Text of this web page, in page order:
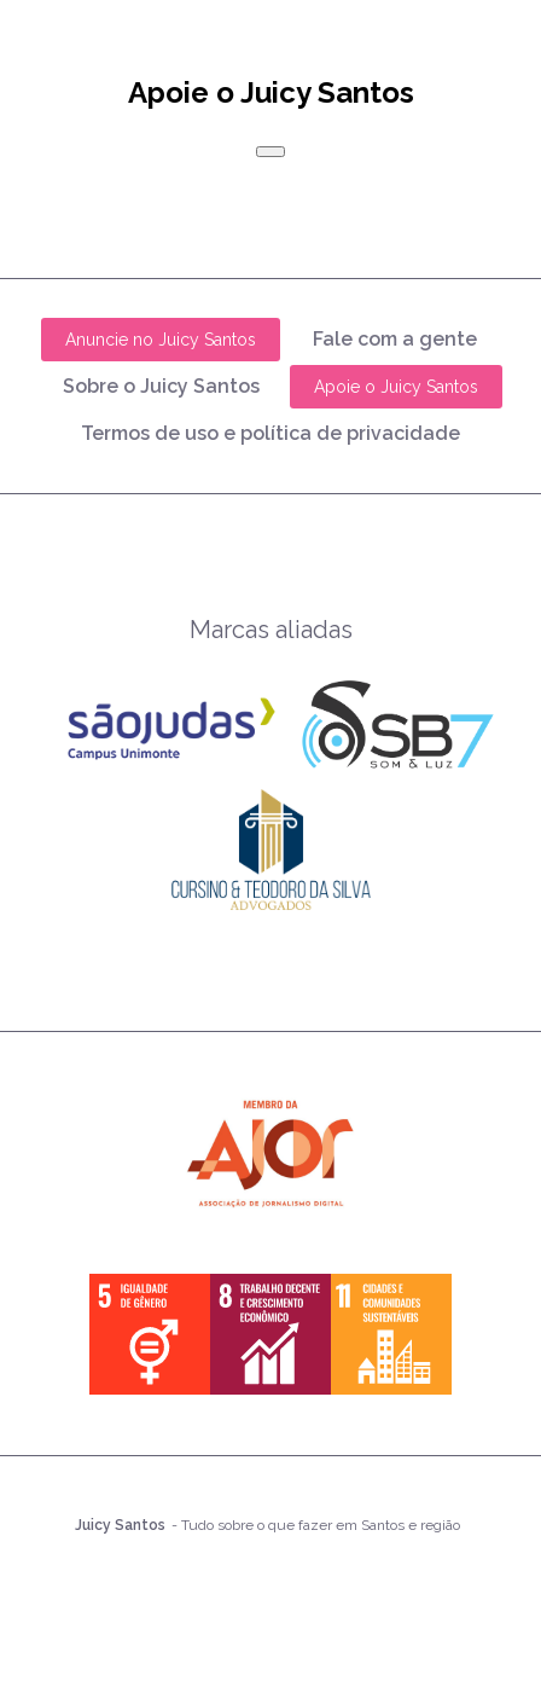
Apoie o Juicy Santos
Anuncie no Juicy Santos Fale com a gente
Sobre o Juicy Santos Apoie o Juicy Santos
Termos de uso e política de privacidade
Marcas aliadas
Juicy Santos - Tudo sobre o que fazer em Santos e região